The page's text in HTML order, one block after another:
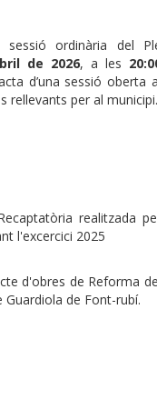
sessió ordinària del
de 2026, a les
d’una sessió oberta
rellevants per al municipi.
realitzada
l'excercici 2025
d'obres de Reforma
de Font-rubí.